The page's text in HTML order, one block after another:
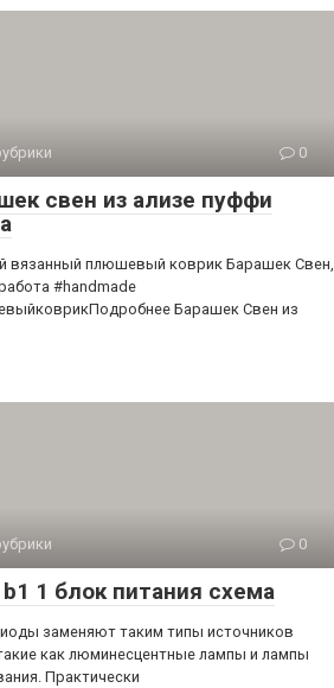
0
свен из ализе пуффи
вязанный плюшевый коврик Барашек Свен,
#handmade
Барашек Свен из
0
1 блок питания схема
заменяют таким типы источников
как люминесцентные лампы и лампы
Практически